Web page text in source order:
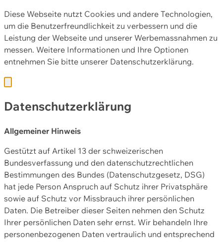
Diese Webseite nutzt Cookies und andere Technologien,
um die Benutzerfreundlichkeit zu verbessern und die
Leistung der Webseite und unserer Werbemassnahmen zu
messen. Weitere Informationen und Ihre Optionen
entnehmen Sie bitte unserer Datenschutzerklärung.
Datenschutzerklärung
Allgemeiner Hinweis
Gestützt auf Artikel 13 der schweizerischen
Bundesverfassung und den datenschutzrechtlichen
Bestimmungen des Bundes (Datenschutzgesetz, DSG)
hat jede Person Anspruch auf Schutz ihrer Privatsphäre
sowie auf Schutz vor Missbrauch ihrer persönlichen
Daten. Die Betreiber dieser Seiten nehmen den Schutz
Ihrer persönlichen Daten sehr ernst. Wir behandeln Ihre
personenbezogenen Daten vertraulich und entsprechend